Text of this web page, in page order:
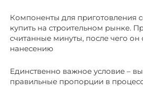
Компоненты для приготовления
купить на строительном рынке.
считанные минуты, после чего он
нанесению
Единственно важное условие –
правильные пропорции в